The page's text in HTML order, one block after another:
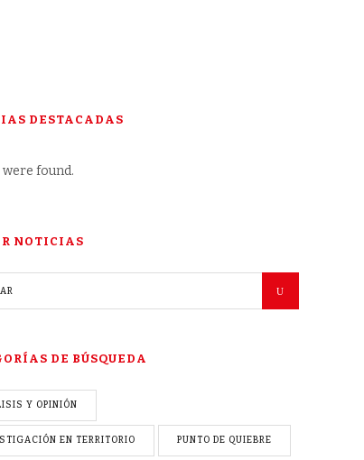
DESTACADAS
found.
NOTICIAS
DE BÚSQUEDA
Y OPINIÓN
EN TERRITORIO PUNTO DE QUIEBRE